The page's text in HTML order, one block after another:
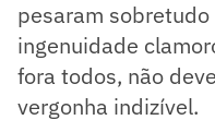
pesaram
ingenuidade
fora todos, não
vergonha indizível.